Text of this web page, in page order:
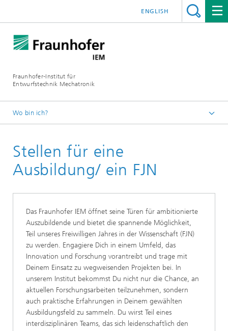
Fraunhofer-Institut für
Entwurfstechnik Mechatronik
ENGLISH
Wo bin ich?
Karriere
Stellen für eine
Ausbildung/ ein FJN
Das Fraunhofer IEM öffnet seine Türen für ambitionierte
Auszubildende und bietet die spannende Möglichkeit,
Teil unseres Freiwilligen Jahres in der Wissenschaft (FJN)
zu werden. Engagiere Dich in einem Umfeld, das
Innovation und Forschung vorantreibt und trage mit
Deinem Einsatz zu wegweisenden Projekten bei. In
unserem Institut bekommst Du nicht nur die Chance, an
aktuellen Forschungsarbeiten teilzunehmen, sondern
auch praktische Erfahrungen in Deinem gewählten
Ausbildungsfeld zu sammeln. Du wirst Teil eines
interdisziplinären Teams, das sich leidenschaftlich den